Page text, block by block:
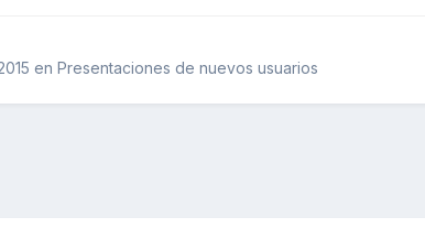
en Presentaciones de nuevos usuarios